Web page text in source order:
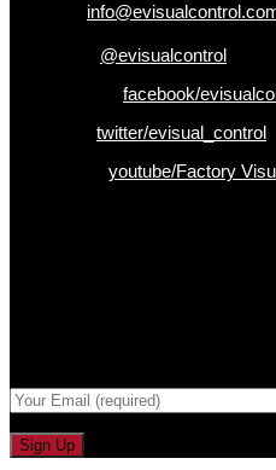
@evisualcontrol
facebook/
twitter/evisual_control
youtube/Factory